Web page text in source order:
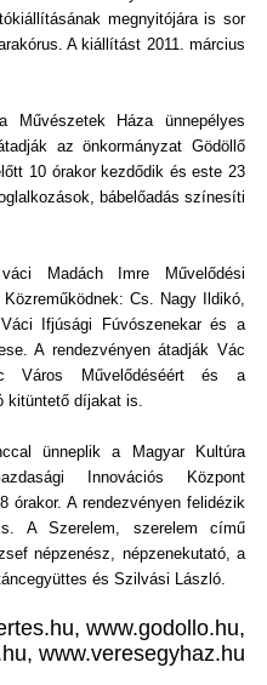
megnyitójára is sor
A kiállítást 2011. március
Háza ünnepélyes
az önkormányzat Gödöllő
10 órakor kezdődik és este 23
bábelőadás színesíti
Madách Imre Művelődési
Cs. Nagy Ildikó,
Ifjúsági Fúvószenekar és a
A rendezvényen átadják Vác
Város Művelődéséért és a
kitüntető díjakat is.
ünneplik a Magyar Kultúra
Innovációs Központ
órakor. A rendezvényen felidézik
A Szerelem, szerelem című
népzenész, népzenekutató, a
és Szilvási László.
www.godollo.hu,
www.veresegyhaz.hu